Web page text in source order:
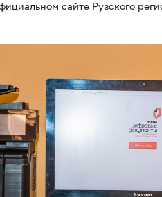
сайте Рузского